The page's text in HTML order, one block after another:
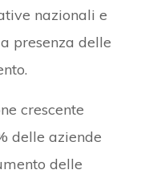
nazionali e
presenza delle
crescente
delle aziende
delle